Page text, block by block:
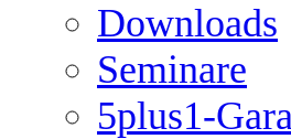
Downloads
Seminare
5plus1-